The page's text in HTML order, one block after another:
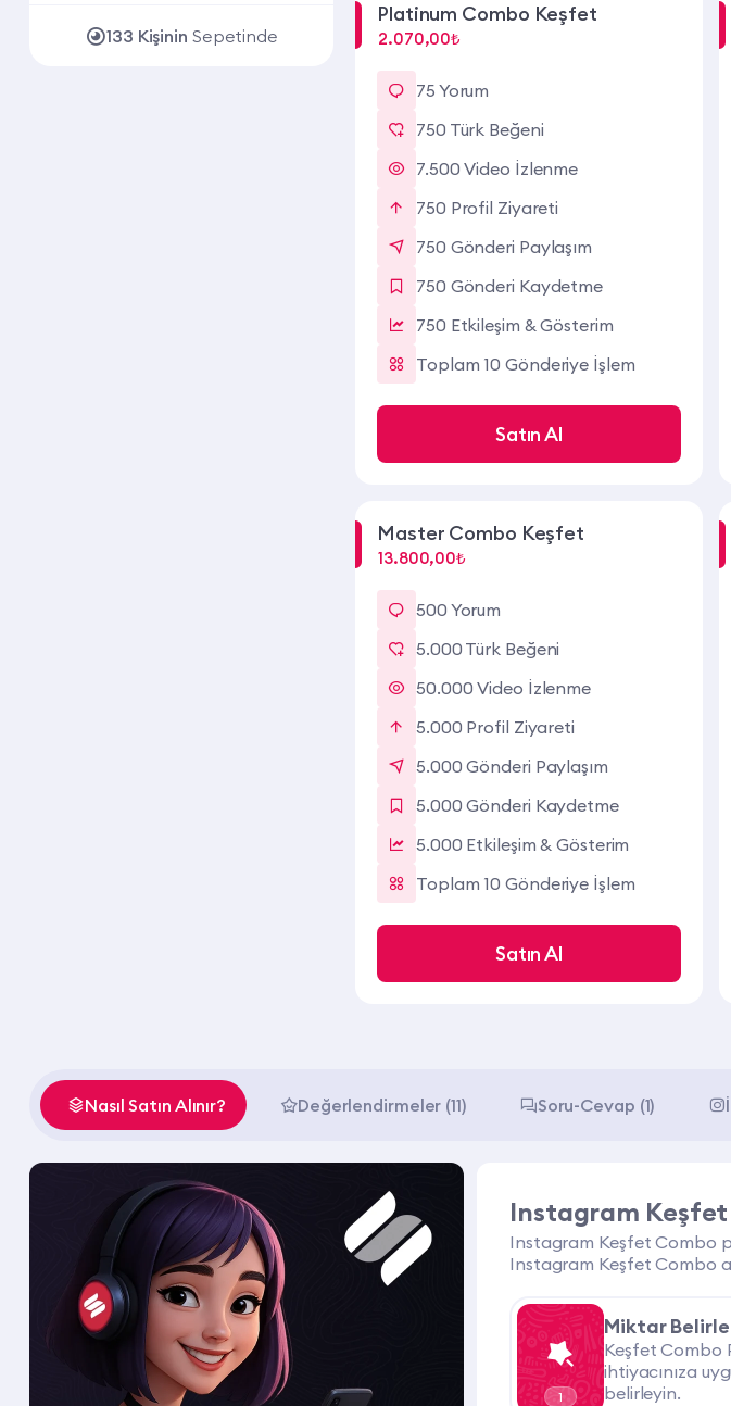
133 Kişinin Sepetinde
Platinum Combo Keşfet
2.070,00₺
75 Yorum
750 Türk Beğeni
7.500 Video İzlenme
750 Profil Ziyareti
750 Gönderi Paylaşım
750 Gönderi Kaydetme
750 Etkileşim & Gösterim
Toplam 10 Gönderiye İşlem
Satın Al
Master Combo Keşfet
13.800,00₺
500 Yorum
5.000 Türk Beğeni
50.000 Video İzlenme
5.000 Profil Ziyareti
5.000 Gönderi Paylaşım
5.000 Gönderi Kaydetme
5.000 Etkileşim & Gösterim
Toplam 10 Gönderiye İşlem
Satın Al
Nasıl Satın Alınır? Değerlendirmeler (11) Soru-Cevap (1)
Instagram Keşfet
Instagram Keşfet Combo
Instagram Keşfet Combo
1
Miktar Belirle
Keşfet Combo
ihtiyacınıza
belirleyin.